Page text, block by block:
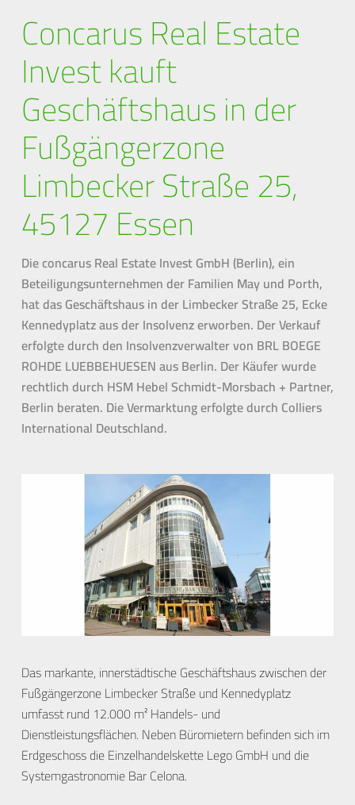
Concarus Real Estate
Invest kauft
Geschäftshaus in der
Fußgängerzone
Limbecker Straße 25,
45127 Essen
Die concarus Real Estate Invest GmbH (Berlin), ein
Beteiligungsunternehmen der Familien May und Porth,
hat das Geschäftshaus in der Limbecker Straße 25, Ecke
Kennedyplatz aus der Insolvenz erworben. Der Verkauf
erfolgte durch den Insolvenzverwalter von BRL BOEGE
ROHDE LUEBBEHUESEN aus Berlin. Der Käufer wurde
rechtlich durch HSM Hebel Schmidt-Morsbach + Partner,
Berlin beraten. Die Vermarktung erfolgte durch Colliers
International Deutschland.
Das markante, innerstädtische Geschäftshaus zwischen der
Fußgängerzone Limbecker Straße und Kennedyplatz
umfasst rund 12.000 m² Handels- und
Dienstleistungsflächen. Neben Büromietern befinden sich im
Erdgeschoss die Einzelhandelskette Lego GmbH und die
Systemgastronomie Bar Celona.